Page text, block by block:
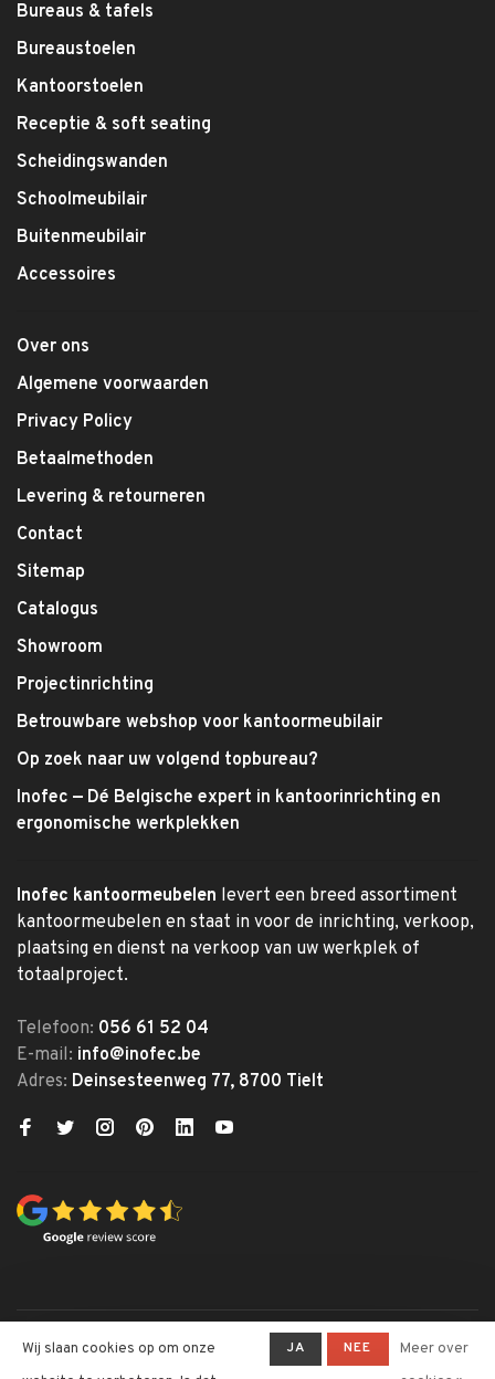
Bureaus & tafels
Bureaustoelen
Kantoorstoelen
Receptie & soft seating
Scheidingswanden
Schoolmeubilair
Buitenmeubilair
Accessoires
Over ons
Algemene voorwaarden
Privacy Policy
Betaalmethoden
Levering & retourneren
Contact
Sitemap
Catalogus
Showroom
Projectinrichting
Betrouwbare webshop voor kantoormeubilair
Op zoek naar uw volgend topbureau?
Inofec — Dé Belgische expert in kantoorinrichting en
ergonomische werkplekken
Inofec kantoormeubelen levert een breed assortiment
kantoormeubelen en staat in voor de inrichting, verkoop,
plaatsing en dienst na verkoop van uw werkplek of
totaalproject.
Telefoon: 056 61 52 04
E-mail: info@inofec.be
Adres: Deinsesteenweg 77, 8700 Tielt
© Copyright 2026 Inofec
Wij slaan cookies op om onze
JA NEE
Meer over